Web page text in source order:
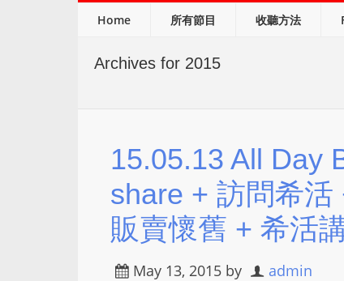
Home 所有節目 收聽方法
Archives for 2015
15.05.13 All Day
share + 訪問希
販賣懷舊 + 希活
May 13, 2015 by admin